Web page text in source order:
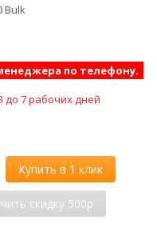
Bulk
по телефону.
до 7 рабочих дней
Купить в 1 клик
скидку 500р